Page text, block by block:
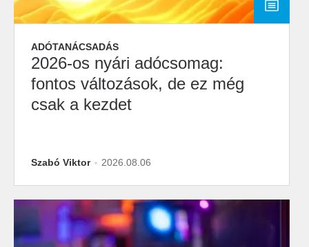
ADÓTANÁCSADÁS
2026-os nyári adócsomag:
fontos változások, de ez még
csak a kezdet
Szabó Viktor 2026.08.06